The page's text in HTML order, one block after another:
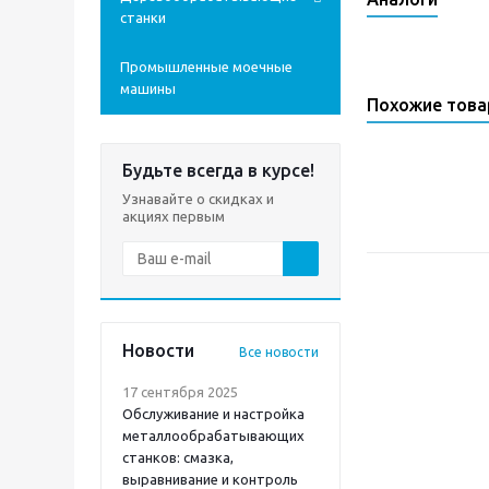
станки
Промышленные моечные
машины
Будьте всегда в курсе!
Узнавайте о скидках и
акциях первым
Новости Все новости
17 сентября 2025
Обслуживание и настройка
металлообрабатывающих
станков: смазка,
выравнивание и контроль
Похожие